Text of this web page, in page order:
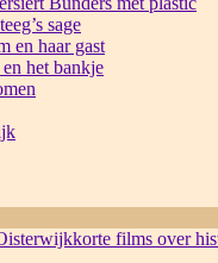
sage
en haar gast
het bankje
korte films over